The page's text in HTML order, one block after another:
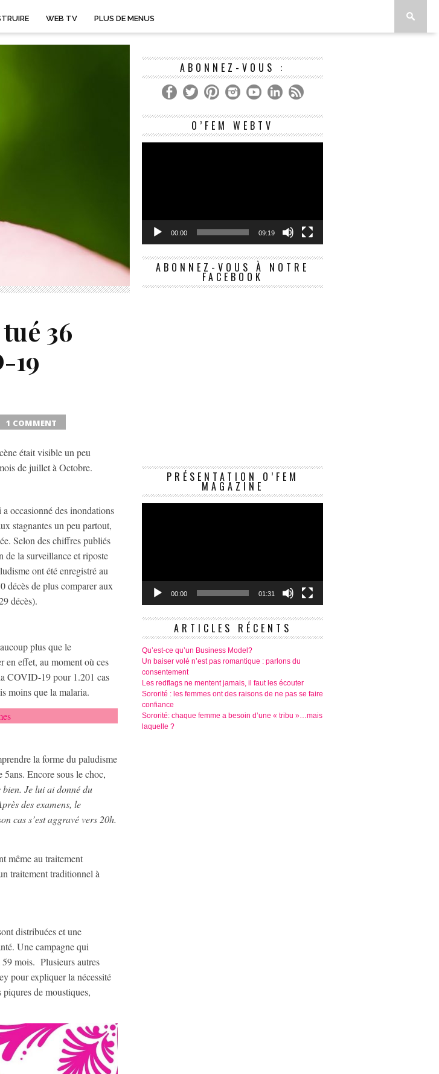
WEB TV PLUS DE MENUS
36
19
1 COMMENT
était visible un peu
de juillet à Octobre.
occasionné des inondations
stagnantes un peu partout,
Selon des chiffres publiés
de la surveillance et riposte
ont été enregistré au
décès de plus comparer aux
décès).
plus que le
en effet, au moment où ces
COVID-19 pour 1.201 cas
moins que la malaria.
la forme du paludisme
5ans. Encore sous le choc,
Je lui ai donné du
des examens, le
cas s’est aggravé vers 20h.
même au traitement
traitement traditionnel à
distribuées et une
Une campagne qui
59 mois. Plusieurs autres
pour expliquer la nécessité
de moustiques,
ABONNEZ-VOUS :
O’FEM WEBTV
Lecteur
00:00 09:19
ABONNEZ-VOUS À NOTRE
FACEBOOK
PRÉSENTATION O’FEM
MAGAZINE
Lecteur
00:00 01:31
ARTICLES RÉCENTS
Qu’est-ce qu’un Business Model?
Un baiser volé n’est pas romantique : parlons du
consentement
Les redflags ne mentent jamais, il faut les écouter
Sororité : les femmes ont des raisons de ne pas se faire
confiance
Sororité: chaque femme a besoin d’une « tribu »…mais
laquelle ?